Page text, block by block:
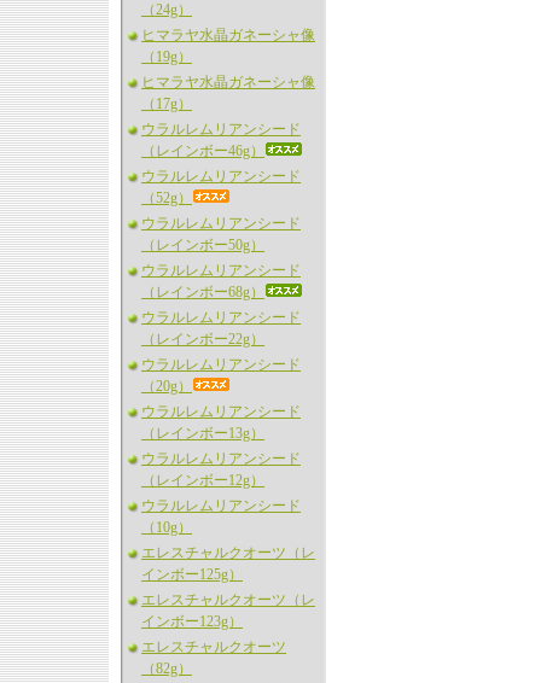
（24g）
ヒマラヤ水晶ガネーシャ像
（19g）
ヒマラヤ水晶ガネーシャ像
（17g）
ウラルレムリアンシード
（レインボー46g）
ウラルレムリアンシード
（52g）
ウラルレムリアンシード
（レインボー50g）
ウラルレムリアンシード
（レインボー68g）
ウラルレムリアンシード
（レインボー22g）
ウラルレムリアンシード
（20g）
ウラルレムリアンシード
（レインボー13g）
ウラルレムリアンシード
（レインボー12g）
ウラルレムリアンシード
（10g）
エレスチャルクオーツ（レ
インボー125g）
エレスチャルクオーツ（レ
インボー123g）
エレスチャルクオーツ
（82g）